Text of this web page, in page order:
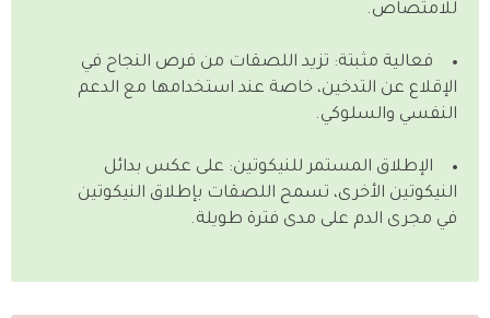
للامتصاص.
فعالية مثبتة: تزيد اللصقات من فرص النجاح في
الإقلاع عن التدخين، خاصة عند استخدامها مع الدعم
النفسي والسلوكي.
الإطلاق المستمر للنيكوتين: على عكس بدائل
النيكوتين الأخرى، تسمح اللصقات بإطلاق النيكوتين
في مجرى الدم على مدى فترة طويلة.